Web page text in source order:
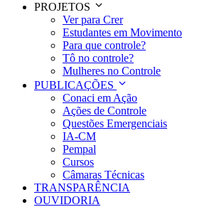
PROJETOS
Ver para Crer
Estudantes em Movimento
Para que controle?
Tô no controle?
Mulheres no Controle
PUBLICAÇÕES
Conaci em Ação
Ações de Controle
Questões Emergenciais
IA-CM
Pempal
Cursos
Câmaras Técnicas
TRANSPARÊNCIA
OUVIDORIA